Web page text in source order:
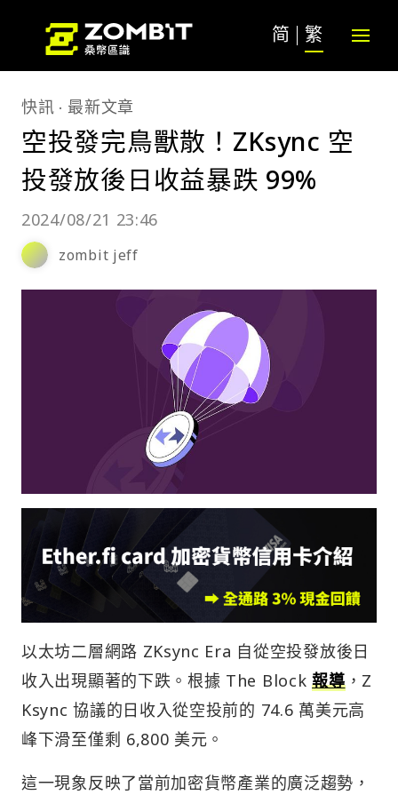
简 繁
快訊 最新文章
空投發完鳥獸散！ZKsync 空
投發放後日收益暴跌 99%
2024/08/21 23:46
zombit jeff
以太坊二層網路 ZKsync Era 自從空投發放後日
收入出現顯著的下跌。根據 The Block報導，Z
Ksync 協議的日收入從空投前的 74.6 萬美元高
峰下滑至僅剩 6,800 美元。
這一現象反映了當前加密貨幣產業的廣泛趨勢，